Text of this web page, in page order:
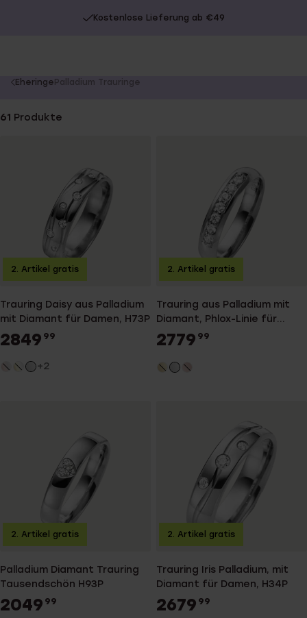
Kostenlose Lieferung ab €49
You
here:
Eheringe Palladium Trauringe
61 Produkte
Trauring Daisy aus Palladium
mit Diamant für Damen, H73P
2849 99
+2
2. Artikel gratis
Trauring aus Palladium mit
Diamant, Phlox-Linie für
Damen, H94P
2779 99
2. Artikel gratis
Palladium Diamant Trauring
Tausendschön H93P
2049 99
2. Artikel gratis
Trauring Iris Palladium, mit
Diamant für Damen, H34P
2679 99
2. Artikel gratis